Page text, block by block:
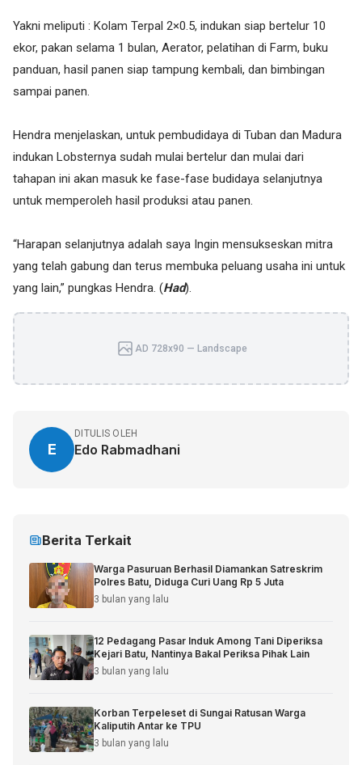
Yakni meliputi : Kolam Terpal 2×0.5, indukan siap bertelur 10
ekor, pakan selama 1 bulan, Aerator, pelatihan di Farm, buku
panduan, hasil panen siap tampung kembali, dan bimbingan
sampai panen.
Hendra menjelaskan, untuk pembudidaya di Tuban dan Madura
indukan Lobsternya sudah mulai bertelur dan mulai dari
tahapan ini akan masuk ke fase-fase budidaya selanjutnya
untuk memperoleh hasil produksi atau panen.
“Harapan selanjutnya adalah saya Ingin mensukseskan mitra
yang telah gabung dan terus membuka peluang usaha ini untuk
yang lain,” pungkas Hendra. (Had).
AD 728x90 — Landscape
E
DITULIS OLEH
Edo Rabmadhani
Berita Terkait
Warga Pasuruan Berhasil Diamankan Satreskrim
Polres Batu, Diduga Curi Uang Rp 5 Juta
3 bulan yang lalu
12 Pedagang Pasar Induk Among Tani Diperiksa
Kejari Batu, Nantinya Bakal Periksa Pihak Lain
3 bulan yang lalu
Korban Terpeleset di Sungai Ratusan Warga
Kaliputih Antar ke TPU
3 bulan yang lalu